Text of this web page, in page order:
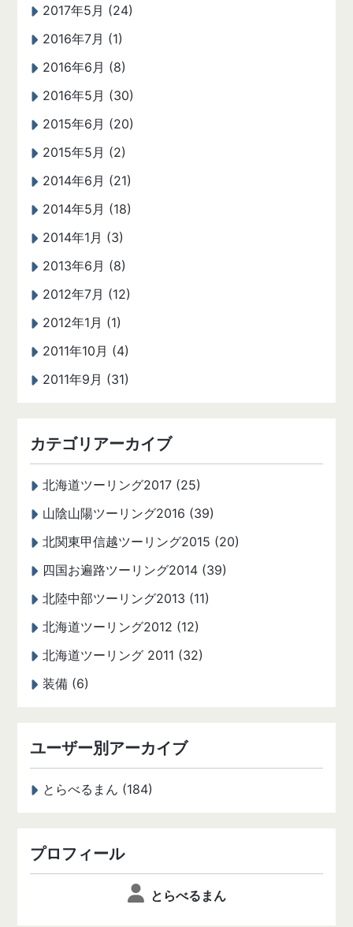
2017年5月 (24)
2016年7月 (1)
2016年6月 (8)
2016年5月 (30)
2015年6月 (20)
2015年5月 (2)
2014年6月 (21)
2014年5月 (18)
2014年1月 (3)
2013年6月 (8)
2012年7月 (12)
2012年1月 (1)
2011年10月 (4)
2011年9月 (31)
カテゴリアーカイブ
北海道ツーリング2017 (25)
山陰山陽ツーリング2016 (39)
北関東甲信越ツーリング2015 (20)
四国お遍路ツーリング2014 (39)
北陸中部ツーリング2013 (11)
北海道ツーリング2012 (12)
北海道ツーリング 2011 (32)
装備 (6)
ユーザー別アーカイブ
とらべるまん (184)
プロフィール
とらべるまん